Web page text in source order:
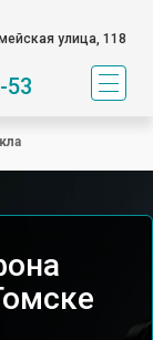
улица, 118
53